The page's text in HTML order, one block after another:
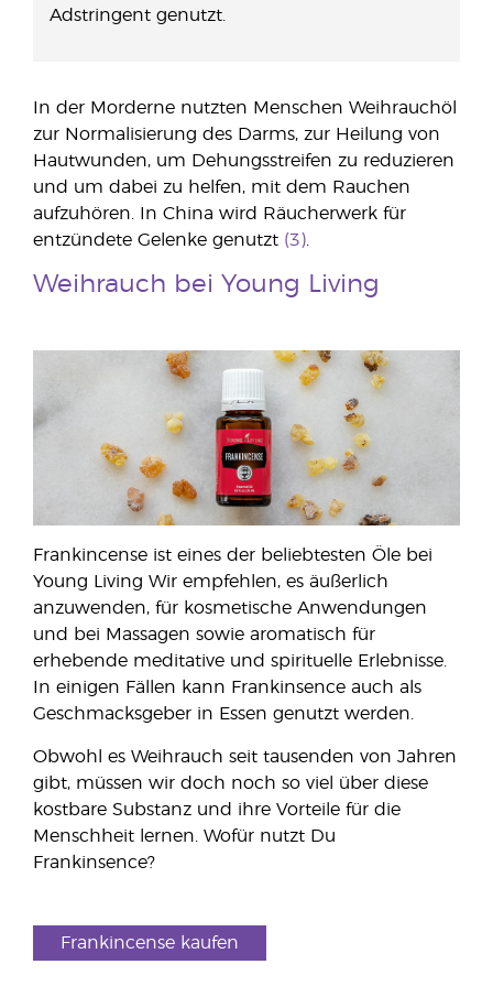
Adstringent genutzt.
In der Morderne nutzten Menschen Weihrauchöl
zur Normalisierung des Darms, zur Heilung von
Hautwunden, um Dehungsstreifen zu reduzieren
und um dabei zu helfen, mit dem Rauchen
aufzuhören. In China wird Räucherwerk für
entzündete Gelenke genutzt (3).
Weihrauch bei Young Living
Frankincense ist eines der beliebtesten Öle bei
Young Living Wir empfehlen, es äußerlich
anzuwenden, für kosmetische Anwendungen
und bei Massagen sowie aromatisch für
erhebende meditative und spirituelle Erlebnisse.
In einigen Fällen kann Frankinsence auch als
Geschmacksgeber in Essen genutzt werden.
Obwohl es Weihrauch seit tausenden von Jahren
gibt, müssen wir doch noch so viel über diese
kostbare Substanz und ihre Vorteile für die
Menschheit lernen. Wofür nutzt Du
Frankinsence?
Frankincense kaufen